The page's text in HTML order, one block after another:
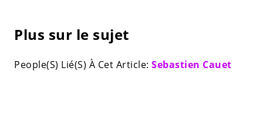
Plus sur le sujet
People(S) Lié(S) À Cet Article: Sebastien Cauet